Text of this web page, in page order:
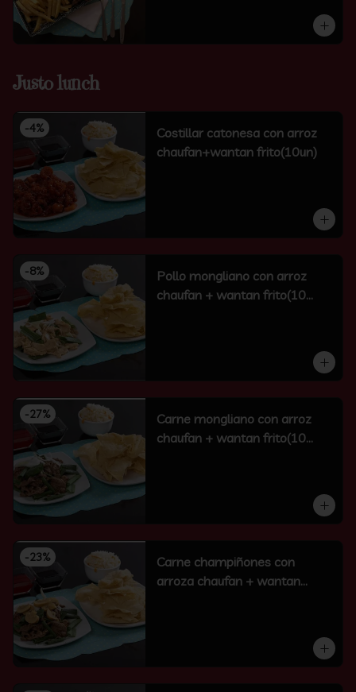
Justo lunch
-4%
Costillar catonesa con arroz
chaufan+wantan frito(10un)
-8%
Pollo mongliano con arroz
chaufan + wantan frito(10
-27%
Carne mongliano con arroz
chaufan + wantan frito(10
-23%
Carne champiñones con
arroza chaufan + wantan